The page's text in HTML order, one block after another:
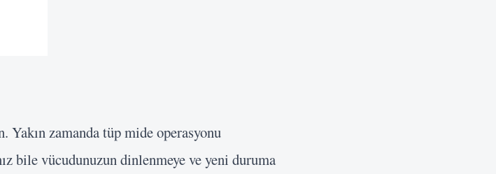
zamanda tüp mide operasyonu
bile vücudunuzun dinlenmeye ve yeni duruma